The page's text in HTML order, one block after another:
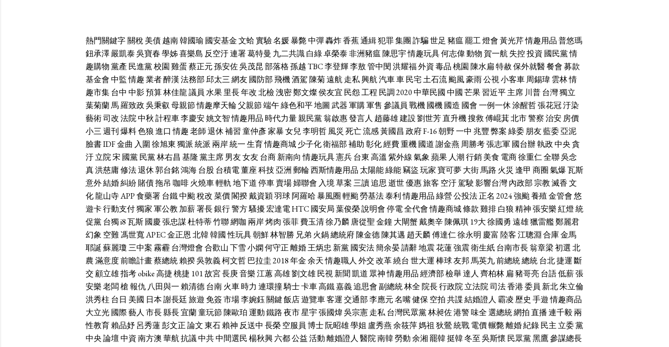
熱門關鍵字關稅美債越南韓國瑜 國安基金文蛤實驗名媛暴斃中彈轟炸香蕉通緝犯罪集團詐騙世足 豬瘟罷工燈會黃光芹情趣用品普悠瑪
鈕承澤嚴凱泰吳寶春學姊喜樂島 反空汙連署葛特曼 九二共識白綠卓榮泰非洲豬瘟陳思宇情趣玩具何志偉動物賀一航失控投資 國民黨情
趣購物黨產 民進黨校園雞蛋蔡正元孫安佐吳茂昆部落格孫越TBC李登輝李敖管中閔洪耀福外資毒品桃園陳水扁特赦保外就醫餐會募款
基金會中監情趣業者醉漢法務部邱太三網友國防部飛機酒駕陳菊遠航走私興航汽車車民宅土石流颱風豪雨公視小客車周錫瑋雲林情
趣市集台中 中影預算林佳龍議員 水果里長年改北檢洩密鄭文燦侯友宜 民怨工程 民調2020中華民國中國芒果習近平主席 川普台灣獨立
葉菊蘭馬羅致政吳秉叡母親節情趣摩天輪父親節端午綠色和平地圖武器軍購軍售 參議員 戰機國機國造 國會一例一休涂醒哲張花冠汙染
藝術司改法院中秋計程車李慶安姚文智情趣用品 時代力量親民黨翁啟惠發言人 趙藤雄建設劉世芳直升機搜救傅崐萁北市警察治安房價
小三週刊爆料色狼進口 情趣老師退休補習童仲彥家暴女兒李明哲風災 死亡流感黃國昌 政府F-16朝野一中 兆豐弊案綠委朋友藍委亞泥
臉書IDF金曲 入圍徐旭東獨派統派 兩岸統一生育情趣商城少子化衛福部補助彰化經費重機國道謝金燕 周勝考張志軍國台辦執政中央貪
汙立院宋 國黨民黨林右昌 基隆黨主席男友女友台商新南向 情趣玩具憲兵台東高溫 紫外線氣象蘋果 人潮行銷美食 電商徐重仁全聯吳念
真洪慈庸修法退休郭台銘鴻海台股 台積電董座科技亞洲 郵輪西斯情趣用品 太陽能綠能竊盜玩家寶可夢大街馬路 火災 逢甲 商圈氣爆瓦斯
意外結婚糾紛賭債拖吊 咖啡火燒車輕軌地下道停車賣場婦聯會 入境草案三讀追思逝世優惠旅客 空汙駕駛影響台灣內政部宗教滅香文
化龍山寺APP食藥署台鐵中颱稅改菜價閣揆戴資穎羽球阿羅哈暴風圈輕颱勞基法泰利情趣用品綠營公投法正名 2024強颱養殖金管會悠
遊卡行動支付獨家軍公教 加薪署長銀行警方騷擾宏達電HTC國安局葉俊榮說明會停電全代會情趣商城條款雞排白狼精神張安樂紅燈統
促黨台獨i8瓦斯國慶張忠謀杜特蒂竹聯網咖 兩岸烤肉張菲費玉清徐乃麟唐從聖金鐘大閘蟹戴奧辛陳佩琪 19大徐國勇 遠雄獵雷艦鄭麗君
幻象 空難馮世寬APEC金正恩北韓韓國性玩具朝鮮林智勝 兄弟 火鍋總統府陳金德陳其邁 趙天麟傅達仁徐永明 慶富 陸客江聰淵 合庫金馬
耶誕蘇麗瓊三中案霧霾 台灣燈會合歡山下雪小嫻何守正離婚王炳忠 新黨國安法簡余晏請辭地震花蓮強震衛生紙台南市長翁章梁初選北
農滿意度前瞻計畫蔡總統賴揆吳敦義柯文哲巴拉圭2018年金余天情趣職人 外交改革繞台 世大運棒球友邦馬英九前總統總統台北捷運 斷
交 顧立雄指考obike高捷桃捷 101故宮長庚音樂江蕙高雄劉文雄民視新聞 凱道 眾神情趣用品經濟部檢舉達人 齊柏林 扁豬哥亮台語低薪張
安樂老闆槍報仇 八田與一賴清德台南火車時力 連環撞騎士卡車高鐵嘉義追思會副總統林全 院長行政院立法院司法香港委員 新北朱立倫
洪秀柱 台日 美國 日本謝長廷旅遊 免簽市場李婉鈺關鍵飯店遊覽車客運交通部李應元名嘴健保空拍共諜結婚證人 霸凌 歷史 手遊情趣商品
大立光國際藝人 市長縣長宜蘭童玩節陳歐珀運動鐵路夜市星宇張國煒吳宗憲走私台灣民眾黨林昶佐港警味全選總統網拍直播連千毅兩
性教育賴品妤呂秀蓮彭文正論文東石賴神 反送中 長榮空服員 博士阮昭雄學姐 盧秀燕余筱萍媽祖 狄鶯統戰電價輾斃離婚紀錄民主 立委黨
中央論壇中資南方澳華航抗議中共中間選民楊秋興六都公益活動離婚證人 醫院南韓勞動余湘罷韓挺韓冬至吳斯懷 民眾黨黑鷹參謀總長